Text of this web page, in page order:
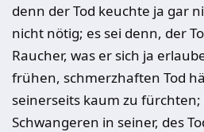
denn der Tod keuchte ja gar
nicht nötig; es sei denn, der
Raucher, was er sich ja
frühen, schmerzhaften Tod
seinerseits kaum zu
Schwangeren in seiner, des